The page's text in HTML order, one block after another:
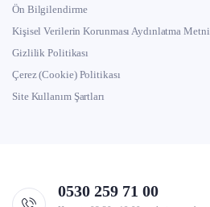
Ön Bilgilendirme
Kişisel Verilerin Korunması Aydınlatma Metni
Gizlilik Politikası
Çerez (Cookie) Politikası
Site Kullanım Şartları
0530 259 71 00